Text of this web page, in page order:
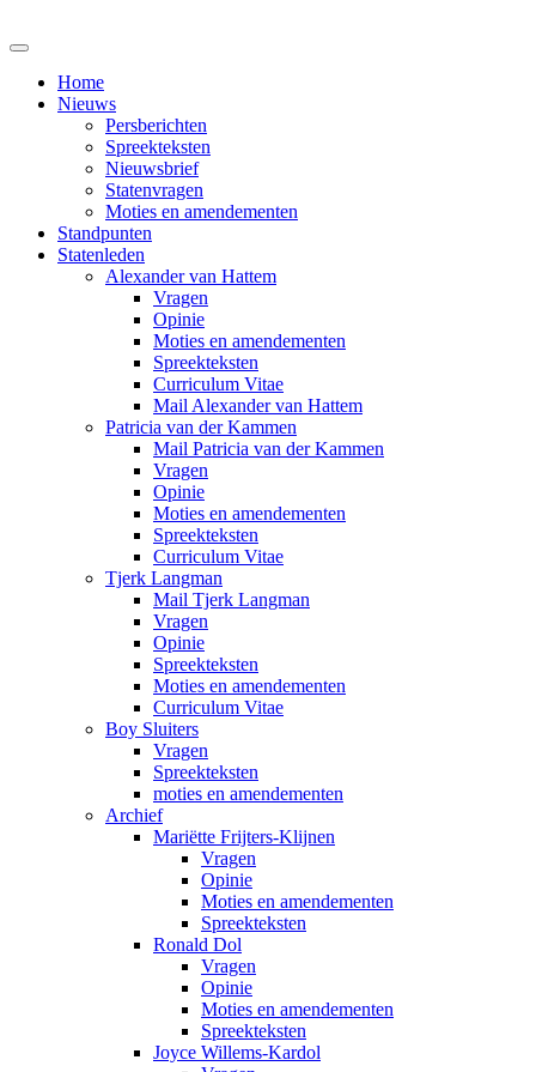
Home
Nieuws
Persberichten
Spreekteksten
Nieuwsbrief
Statenvragen
Moties en amendementen
Standpunten
Statenleden
Alexander van Hattem
Vragen
Opinie
Moties en amendementen
Spreekteksten
Curriculum Vitae
Mail Alexander van Hattem
Patricia van der Kammen
Mail Patricia van der Kammen
Vragen
Opinie
Moties en amendementen
Spreekteksten
Curriculum Vitae
Tjerk Langman
Mail Tjerk Langman
Vragen
Opinie
Spreekteksten
Moties en amendementen
Curriculum Vitae
Boy Sluiters
Vragen
Spreekteksten
moties en amendementen
Archief
Mariëtte Frijters-Klijnen
Vragen
Opinie
Moties en amendementen
Spreekteksten
Ronald Dol
Vragen
Opinie
Moties en amendementen
Spreekteksten
Joyce Willems-Kardol